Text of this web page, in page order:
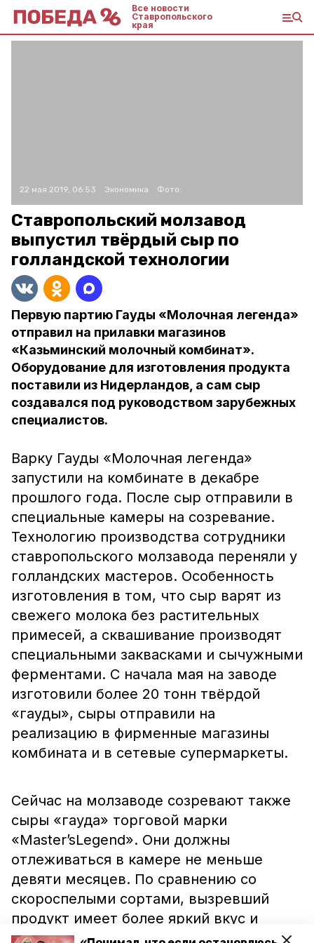
Все новости
Ставропольского
края
22 мая 2019, 06:53 Экономика Фото:
Ставропольский молзавод
выпустил твёрдый сыр по
голландской технологии
Первую партию Гауды «Молочная легенда»
отправил на прилавки магазинов
«Казьминский молочный комбинат».
Оборудование для изготовления продукта
поставили из Нидерландов, а сам сыр
создавался под руководством зарубежных
специалистов.
Варку Гауды «Молочная легенда»
запустили на комбинате в декабре
прошлого года. После сыр отправили в
специальные камеры на созревание.
Технологию производства сотрудники
ставропольского молзавода переняли у
голландских мастеров. Особенность
изготовления в том, что сыр варят из
свежего молока без растительных
примесей, а сквашивание производят
специальными заквасками и сычужными
ферментами. С начала мая на заводе
изготовили более 20 тонн твёрдой
«гауды», сыры отправили на
реализацию в фирменные магазины
комбината и в сетевые супермаркеты.
Сейчас на молзаводе созревают также
сыры «гауда» торговой марки
«Master’sLegend». Они должны
отлеживаться в камере не меньше
девяти месяцев. По сравнению со
скороспелыми сортами, вызревший
продукт имеет более яркий вкус и
аромат.